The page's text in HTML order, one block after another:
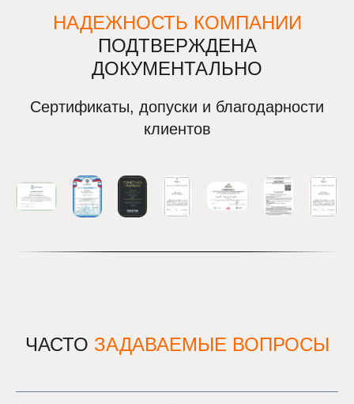
НАДЕЖНОСТЬ КОМПАНИИ
ПОДТВЕРЖДЕНА
ДОКУМЕНТАЛЬНО
Сертификаты, допуски и благодарности
клиентов
ЧАСТО ЗАДАВАЕМЫЕ ВОПРОСЫ